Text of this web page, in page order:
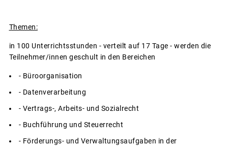
Themen:
in 100 Unterrichtsstunden - verteilt auf 17 Tage - werden die
Teilnehmer/innen geschult in den Bereichen
- Büroorganisation
- Datenverarbeitung
- Vertrags-, Arbeits- und Sozialrecht
- Buchführung und Steuerrecht
- Förderungs- und Verwaltungsaufgaben in der